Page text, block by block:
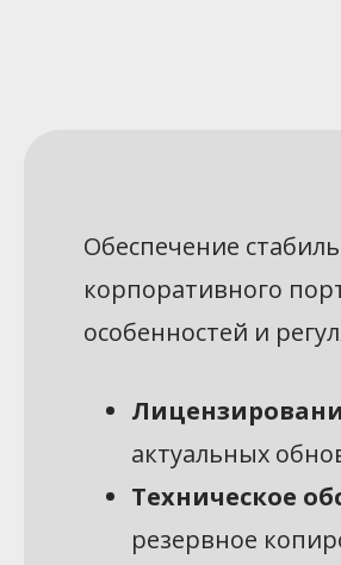
Обеспечение
корпоративного
особенностей и
актуальных
Техническое
резервное